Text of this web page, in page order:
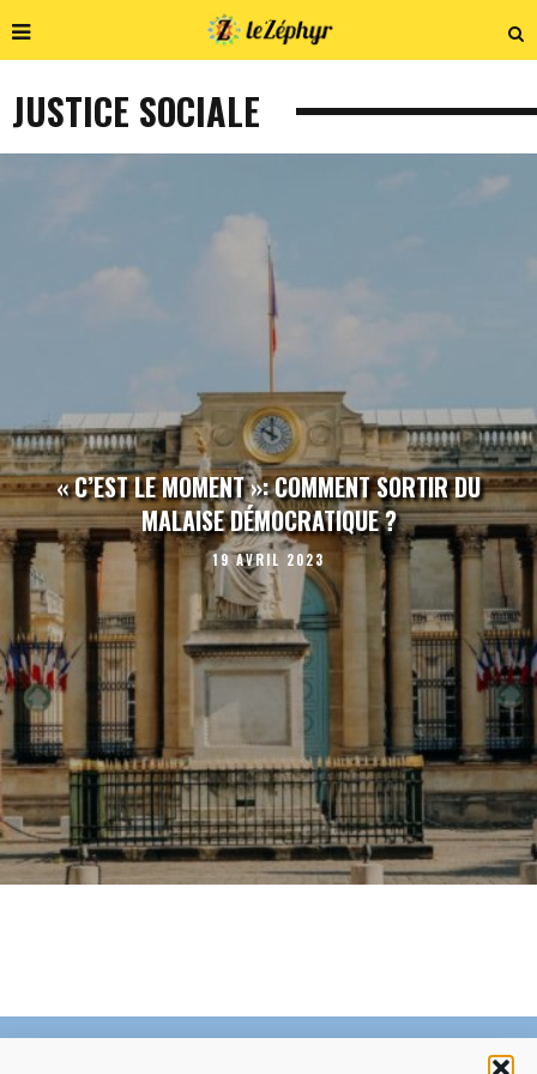
JUSTICE SOCIALE
« C’EST LE MOMENT »: COMMENT SORTIR DU
MALAISE DÉMOCRATIQUE ?
19 AVRIL 2023